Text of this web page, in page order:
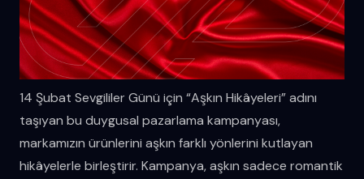
14 Şubat Sevgililer Günü için “Aşkın Hikâyeleri” adını
taşıyan bu duygusal pazarlama kampanyası,
markamızın ürünlerini aşkın farklı yönlerini kutlayan
hikâyelerle birleştirir. Kampanya, aşkın sadece romantik